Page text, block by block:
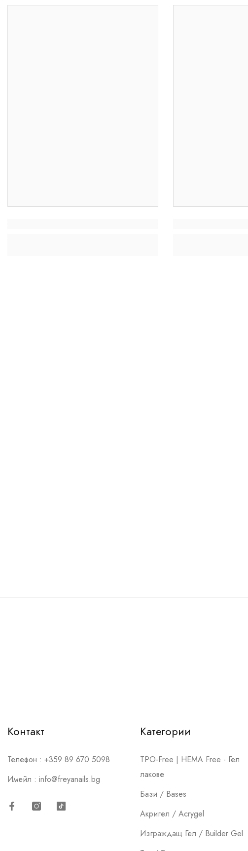
Контакт
Телефон : +359 89 670 5098
Имейл : info@freyanails.bg
Категории
TPO-Free | HEMA Free - Гел
лакове
Бази / Bases
Акригел / Acrygel
Изграждащ Гел / Builder Gel